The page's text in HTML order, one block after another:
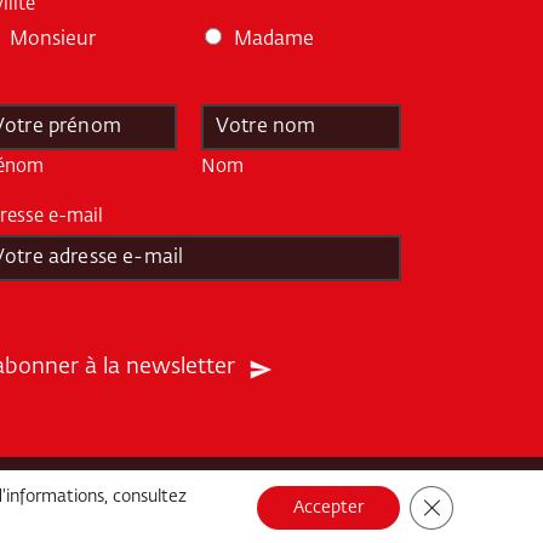
Monsieur Madame
Nom
e-mail
à la newsletter
FAQ
consultez
Accepter Fermer la